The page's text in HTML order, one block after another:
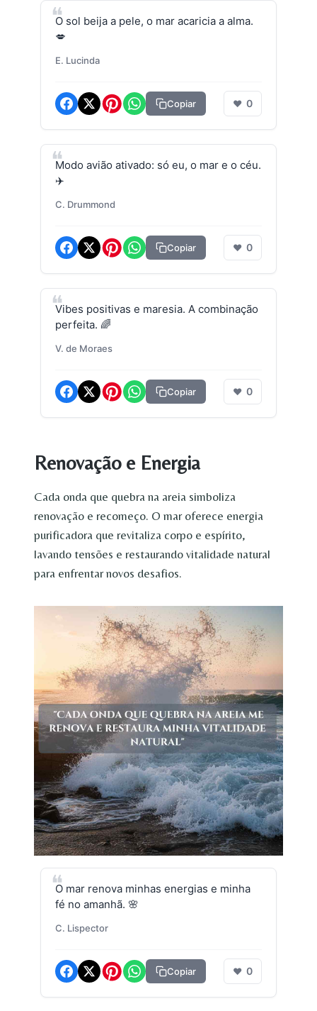
O sol beija a pele, o mar acaricia a alma.
💋
E. Lucinda
Copiar ❤ 0
Modo avião ativado: só eu, o mar e o céu.
✈️
C. Drummond
Copiar ❤ 0
Vibes positivas e maresia. A combinação
perfeita. 🌈
V. de Moraes
Copiar ❤ 0
Renovação e Energia
Cada onda que quebra na areia simboliza
renovação e recomeço. O mar oferece energia
purificadora que revitaliza corpo e espírito,
lavando tensões e restaurando vitalidade natural
para enfrentar novos desafios.
O mar renova minhas energias e minha
fé no amanhã. 🌸
C. Lispector
Copiar ❤ 0